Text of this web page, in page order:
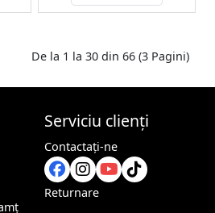
De la 1 la 30 din 66 (3 Pagini)
Serviciu clienți
Contactaţi-ne
Returnare